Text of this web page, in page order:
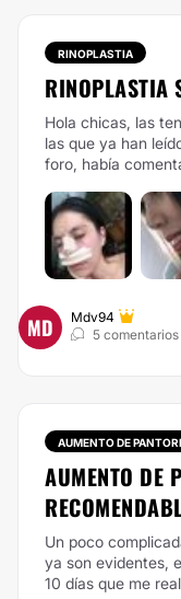
RINOPLASTIA
RINOPLASTIA
Hola chicas, las
las que ya han
foro, había
MD
Mdv94
5 comentarios
AUMENTO DE
AUMENTO DE
Un poco
ya son evidentes,
10 días que me